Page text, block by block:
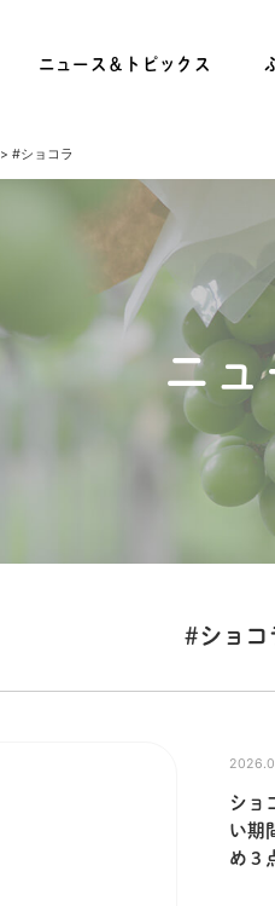
ニュース＆トピックス
> #ショコラ
ニ
#ショコ
ショ
い期
め３